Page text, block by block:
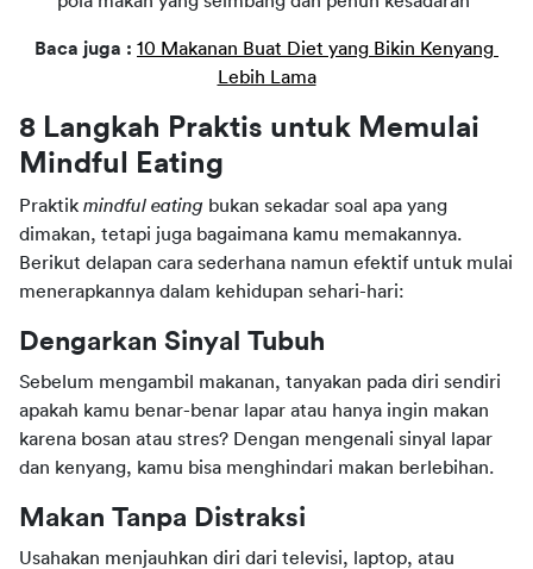
Baca juga : 10 Makanan Buat Diet yang Bikin Kenyang
Lebih Lama
8 Langkah Praktis untuk Memulai
Mindful Eating
Praktik mindful eating bukan sekadar soal apa yang
dimakan, tetapi juga bagaimana kamu memakannya.
Berikut delapan cara sederhana namun efektif untuk mulai
menerapkannya dalam kehidupan sehari-hari:
Dengarkan Sinyal Tubuh
Sebelum mengambil makanan, tanyakan pada diri sendiri
apakah kamu benar-benar lapar atau hanya ingin makan
karena bosan atau stres? Dengan mengenali sinyal lapar
dan kenyang, kamu bisa menghindari makan berlebihan.
Makan Tanpa Distraksi
Usahakan menjauhkan diri dari televisi, laptop, atau